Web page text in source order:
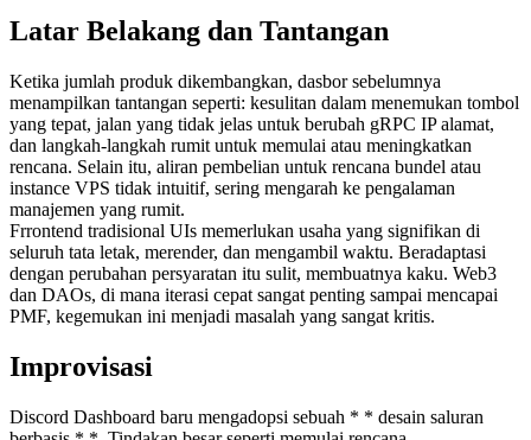
Latar Belakang dan Tantangan
Ketika jumlah produk dikembangkan, dasbor sebelumnya
menampilkan tantangan seperti: kesulitan dalam menemukan tombol
yang tepat, jalan yang tidak jelas untuk berubah gRPC IP alamat,
dan langkah-langkah rumit untuk memulai atau meningkatkan
rencana. Selain itu, aliran pembelian untuk rencana bundel atau
instance VPS tidak intuitif, sering mengarah ke pengalaman
manajemen yang rumit.
Frrontend tradisional UIs memerlukan usaha yang signifikan di
seluruh tata letak, merender, dan mengambil waktu. Beradaptasi
dengan perubahan persyaratan itu sulit, membuatnya kaku. Web3
dan DAOs, di mana iterasi cepat sangat penting sampai mencapai
PMF, kegemukan ini menjadi masalah yang sangat kritis.
Improvisasi
Discord Dashboard baru mengadopsi sebuah * * desain saluran